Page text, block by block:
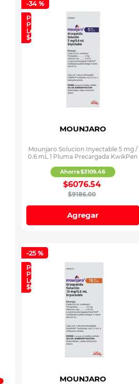
-34 %
Precio
Plan
Lealtad:
$4,699
MOUNJARO
Mounjaro Solucion Inyectable 5 mg /
0.6 mL 1 Pluma Precargada KwikPen
$9186.00
$6076.54
Ahorra$3109.46
Agregar
-25 %
Pecio
Plan
Lealtad:
$8,584
MOUNJARO